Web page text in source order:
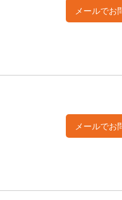
メールでお
メールでお